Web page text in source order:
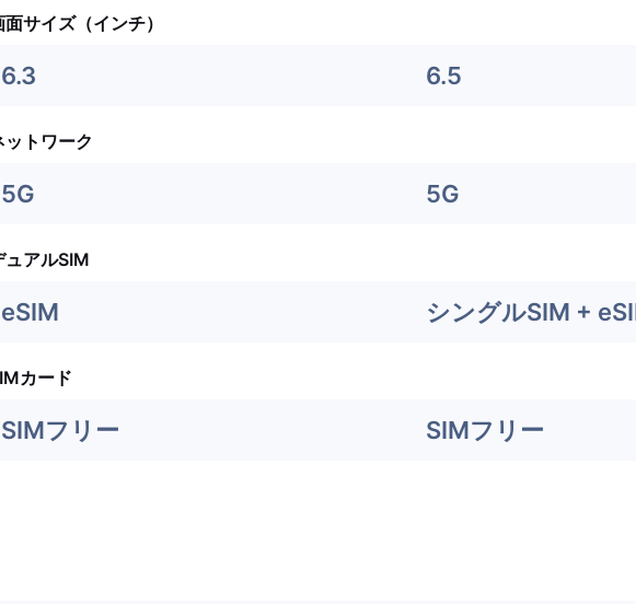
面サイズ（インチ）
6.3 6.5
ットワーク
5G 5G
ュアルSIM
eSIM シングルSIM +
カード
SIMフリー SIMフリー